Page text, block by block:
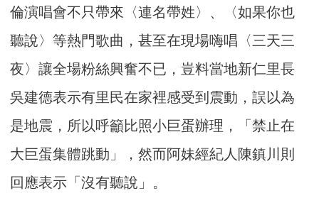
倫演唱會不只帶來〈連名帶姓〉、〈如果你也
聽說〉等熱門歌曲，甚至在現場嗨唱〈三天三
夜〉讓全場粉絲興奮不已，豈料當地新仁里長
吳建德表示有里民在家裡感受到震動，誤以為
是地震，所以呼籲比照小巨蛋辦理，「禁止在
大巨蛋集體跳動」，然而阿妹經紀人陳鎮川則
回應表示「沒有聽說」。